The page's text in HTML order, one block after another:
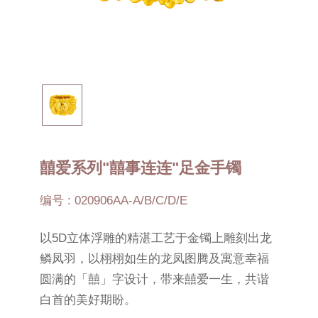
囍爱系列"囍事连连"足金手镯
编号 : 020906AA-A/B/C/D/E
以5D立体浮雕的精湛工艺于金镯上雕刻出龙
鳞凤羽，以栩栩如生的龙凤图腾及寓意幸福
圆满的「囍」字设计，带来囍爱一生，共谐
白首的美好期盼。